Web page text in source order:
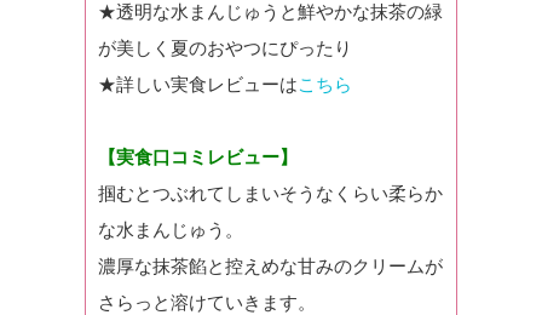
★透明な水まんじゅうと鮮やかな抹茶の緑
が美しく夏のおやつにぴったり
★詳しい実食レビューはこちら
【実食口コミレビュー】
掴むとつぶれてしまいそうなくらい柔らか
な水まんじゅう。
濃厚な抹茶餡と控えめな甘みのクリームが
さらっと溶けていきます。